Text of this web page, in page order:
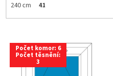
240 cm 41
V
Počet komor: 6
Počet těsnění:
3